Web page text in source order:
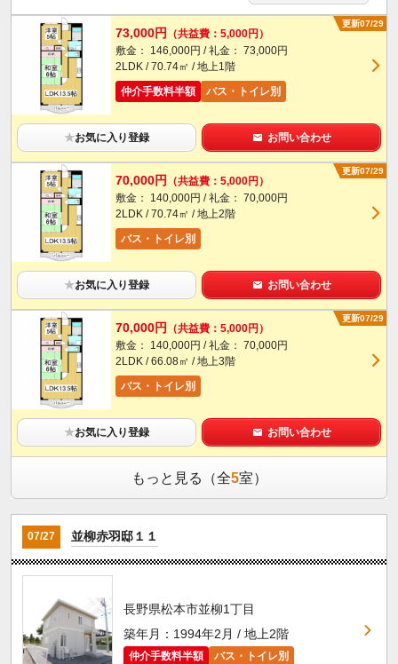
更新07/29
73,000円
（共益費：5,000円）
敷金： 146,000円 / 礼金： 73,000円
2LDK / 70.74㎡ / 地上1階
仲介手数料半額
バス・トイレ別
★お気に入り登録 お問い合わせ
更新07/29
70,000円
（共益費：5,000円）
敷金： 140,000円 / 礼金： 70,000円
2LDK / 70.74㎡ / 地上2階
バス・トイレ別
★お気に入り登録 お問い合わせ
更新07/29
70,000円
（共益費：5,000円）
敷金： 140,000円 / 礼金： 70,000円
2LDK / 66.08㎡ / 地上3階
バス・トイレ別
★お気に入り登録 お問い合わせ
もっと見る（全5室）
07/27 並柳赤羽邸１１
長野県松本市並柳1丁目
築年月：1994年2月 / 地上2階
仲介手数料半額 バス・トイレ別